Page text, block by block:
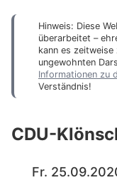
Hinweis: Diese
überarbeitet –
kann es zeitweise
ungewohnten
Informationen zu
Verständnis!
CDU-
Fr.